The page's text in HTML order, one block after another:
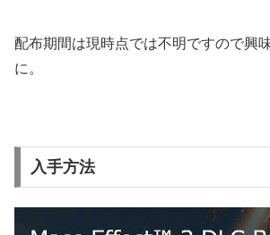
配布期間は現時点では不明ですので興
に。
入手方法